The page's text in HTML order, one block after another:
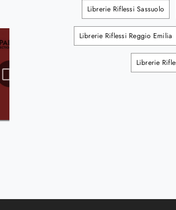
Librerie Riflessi Sassuolo
Librerie Riflessi Reggio Emilia
Librerie